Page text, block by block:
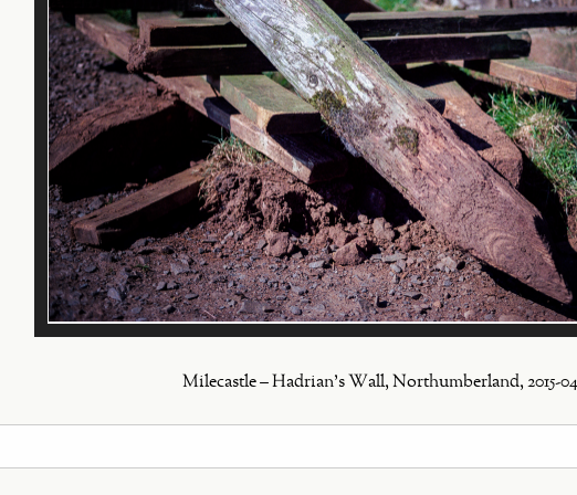
Milecastle – Hadrian's Wall, Northumberland, 2015-04